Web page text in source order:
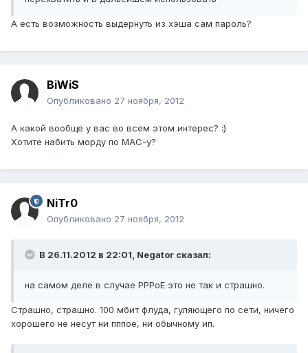
А есть возможность выдернуть из хэша сам пароль?
BiWiS
Опубликовано 27 ноября, 2012
А какой вообще у вас во всем этом интерес? :)
Хотите набить морду по МАС-у?
NiTr0
Опубликовано 27 ноября, 2012
В 26.11.2012 в 22:01, Negator сказал:
на самом деле в случае PPPoE это не так и страшно.
Страшно, страшно. 100 мбит флуда, гуляющего по сети, ничего
хорошего не несут ни пппое, ни обычному ип.